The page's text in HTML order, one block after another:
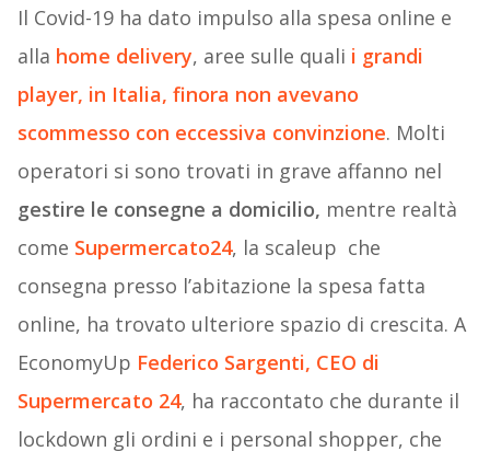
Il Covid-19 ha dato impulso alla spesa online e
alla home delivery, aree sulle quali i grandi
player, in Italia, finora non avevano
scommesso con eccessiva convinzione. Molti
operatori si sono trovati in grave affanno nel
gestire le consegne a domicilio, mentre realtà
come Supermercato24, la scaleup che
consegna presso l’abitazione la spesa fatta
online, ha trovato ulteriore spazio di crescita. A
EconomyUp Federico Sargenti, CEO di
Supermercato 24, ha raccontato che durante il
lockdown gli ordini e i personal shopper, che